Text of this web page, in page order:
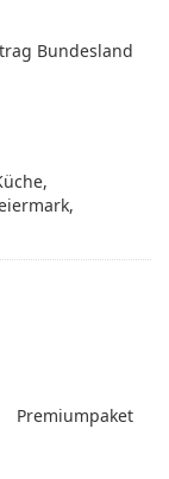
Bundesland
Premiumpaket